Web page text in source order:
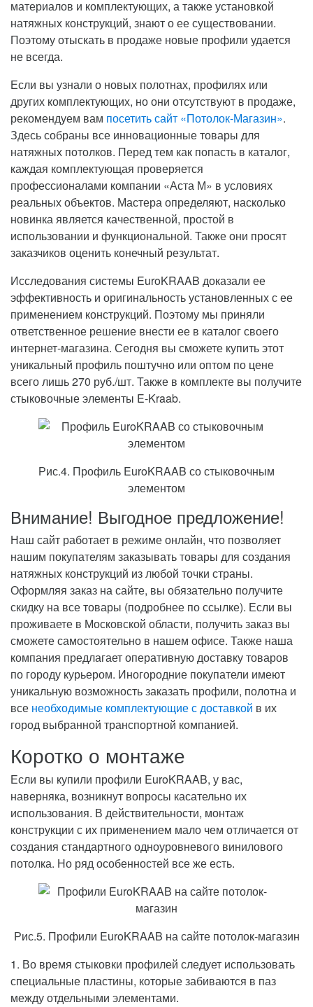
материалов и комплектующих, а также установкой
натяжных конструкций, знают о ее существовании.
Поэтому отыскать в продаже новые профили удается
не всегда.
Если вы узнали о новых полотнах, профилях или
других комплектующих, но они отсутствуют в продаже,
рекомендуем вам посетить сайт «Потолок-Магазин».
Здесь собраны все инновационные товары для
натяжных потолков. Перед тем как попасть в каталог,
каждая комплектующая проверяется
профессионалами компании «Аста М» в условиях
реальных объектов. Мастера определяют, насколько
новинка является качественной, простой в
использовании и функциональной. Также они просят
заказчиков оценить конечный результат.
Исследования системы EuroKRAAB доказали ее
эффективность и оригинальность установленных с ее
применением конструкций. Поэтому мы приняли
ответственное решение внести ее в каталог своего
интернет-магазина. Сегодня вы сможете купить этот
уникальный профиль поштучно или оптом по цене
всего лишь 270 руб./шт. Также в комплекте вы получите
стыковочные элементы E-Kraab.
Рис.4. Профиль EuroKRAAB со стыковочным
элементом
Внимание! Выгодное предложение!
Наш сайт работает в режиме онлайн, что позволяет
нашим покупателям заказывать товары для создания
натяжных конструкций из любой точки страны.
Оформляя заказ на сайте, вы обязательно получите
скидку на все товары (подробнее по ссылке). Если вы
проживаете в Московской области, получить заказ вы
сможете самостоятельно в нашем офисе. Также наша
компания предлагает оперативную доставку товаров
по городу курьером. Иногородние покупатели имеют
уникальную возможность заказать профили, полотна и
все необходимые комплектующие с доставкой в их
город выбранной транспортной компанией.
Коротко о монтаже
Если вы купили профили EuroKRAAB, у вас,
наверняка, возникнут вопросы касательно их
использования. В действительности, монтаж
конструкции с их применением мало чем отличается от
создания стандартного одноуровневого винилового
потолка. Но ряд особенностей все же есть.
Рис.5. Профили EuroKRAAB на сайте потолок-магазин
1. Во время стыковки профилей следует использовать
специальные пластины, которые забиваются в паз
между отдельными элементами.